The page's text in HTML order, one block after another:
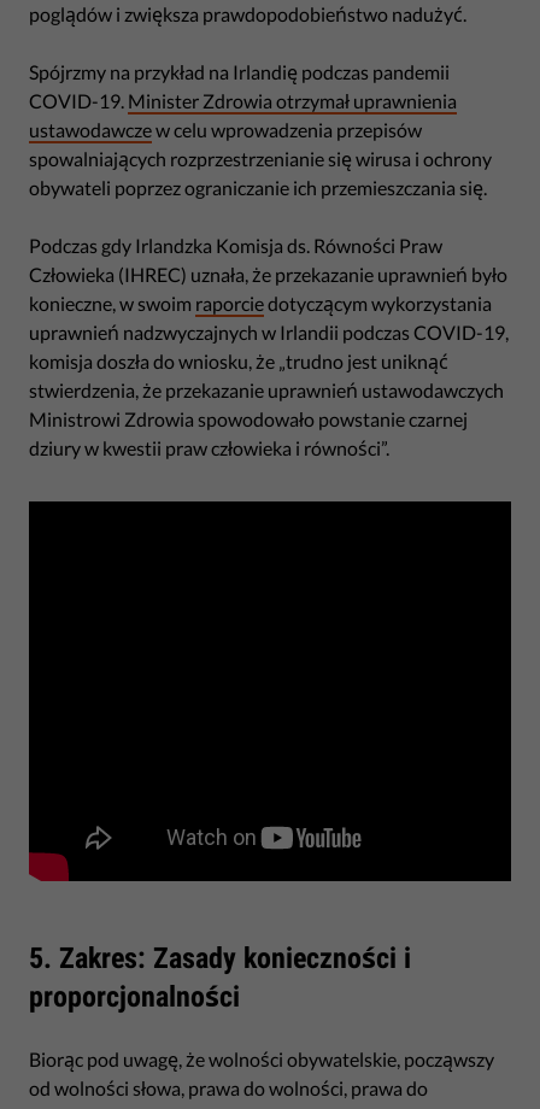
poglądów i zwiększa prawdopodobieństwo nadużyć.
Spójrzmy na przykład na Irlandię podczas pandemii
COVID-19. Minister Zdrowia otrzymał uprawnienia
ustawodawczew celu wprowadzenia przepisów
spowalniających rozprzestrzenianie się wirusa i ochrony
obywateli poprzez ograniczanie ich przemieszczania się.
Podczas gdy Irlandzka Komisja ds. Równości Praw
Człowieka (IHREC) uznała, że przekazanie uprawnień było
konieczne, w swoim raporciedotyczącym wykorzystania
uprawnień nadzwyczajnych w Irlandii podczas COVID-19,
komisja doszła do wniosku, że „trudno jest uniknąć
stwierdzenia, że przekazanie uprawnień ustawodawczych
Ministrowi Zdrowia spowodowało powstanie czarnej
dziury w kwestii praw człowieka i równości”.
5. Zakres: Zasady konieczności i
proporcjonalności
Biorąc pod uwagę, że wolności obywatelskie, począwszy
od wolności słowa, prawa do wolności, prawa do